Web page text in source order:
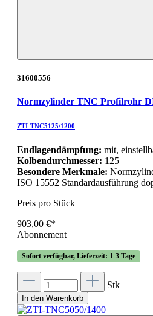
31600556
Normzylinder TNC Profilrohr
ZTI-TNC5125/1200
Endlagendämpfung: mit,
Kolbendurchmesser: 125
Besondere Merkmale:
ISO 15552 Standardausführung
Preis pro Stück
903,00 €*
Abonnement
Sofort verfügbar, Lieferzeit: 1-3 Tage
Stk
In den Warenkorb